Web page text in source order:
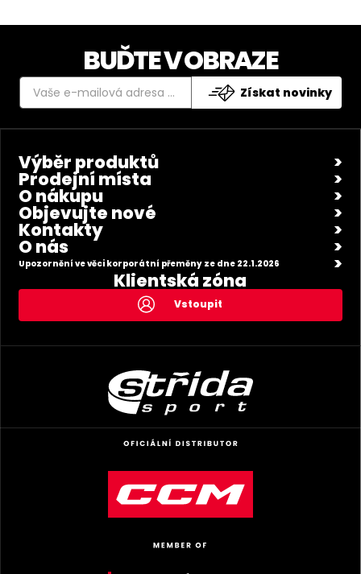
BUĎTE V OBRAZE
Získat novinky
Výběr produktů
Prodejní místa
O nákupu
Objevujte nové
Kontakty
O nás
Upozornění ve věci korporátní přeměny ze dne 22.1.2026
Klientská zóna
Vstoupit